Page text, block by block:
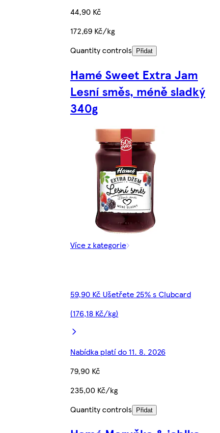
44,90 Kč
172,69 Kč/kg
Quantity controls
Přidat
Hamé Sweet Extra Jam
Lesní směs, méně sladký
340g
Více z kategorie
59,90 Kč Ušetřete 25% s Clubcard
(176,18 Kč/kg)
Nabídka platí do 11. 8. 2026
79,90 Kč
235,00 Kč/kg
Quantity controls
Přidat